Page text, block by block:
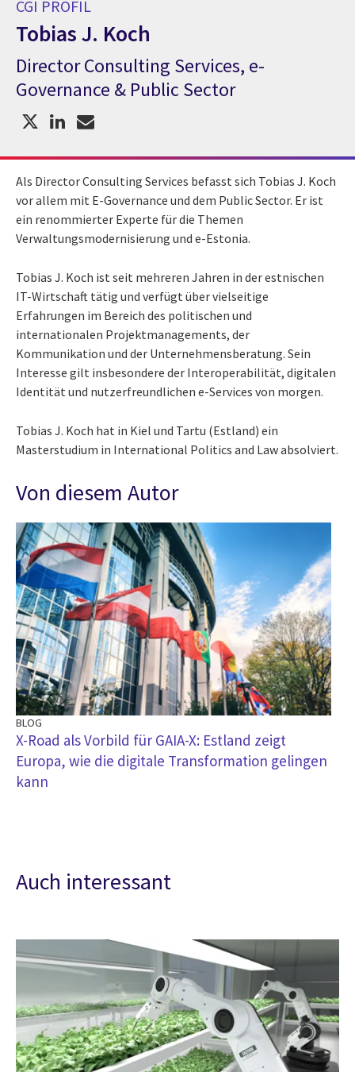
CGI PROFIL
Tobias J. Koch
CGI Profil Tobias J. Koch
Director Consulting Services, e-
Governance & Public Sector​
Als Director Consulting Services befasst sich Tobias J. Koch
vor allem mit E-Governance und dem Public Sector. Er ist
ein renommierter Experte für die Themen
Verwaltungsmodernisierung und e-Estonia.​
Tobias J. Koch ist seit mehreren Jahren in der estnischen
IT-Wirtschaft tätig und verfügt über vielseitige
Erfahrungen im Bereich des politischen und
internationalen Projektmanagements, der
Kommunikation und der Unternehmensberatung. Sein
Interesse gilt insbesondere der Interoperabilität, digitalen
Identität und nutzerfreundlichen e-Services von morgen.
Tobias J. Koch hat in Kiel und Tartu (Estland) ein
Masterstudium in International Politics and Law absolviert.
Von diesem Autor
BLOG
X-Road als Vorbild für GAIA-X: Estland zeigt
Europa, wie die digitale Transformation gelingen
kann
Auch interessant